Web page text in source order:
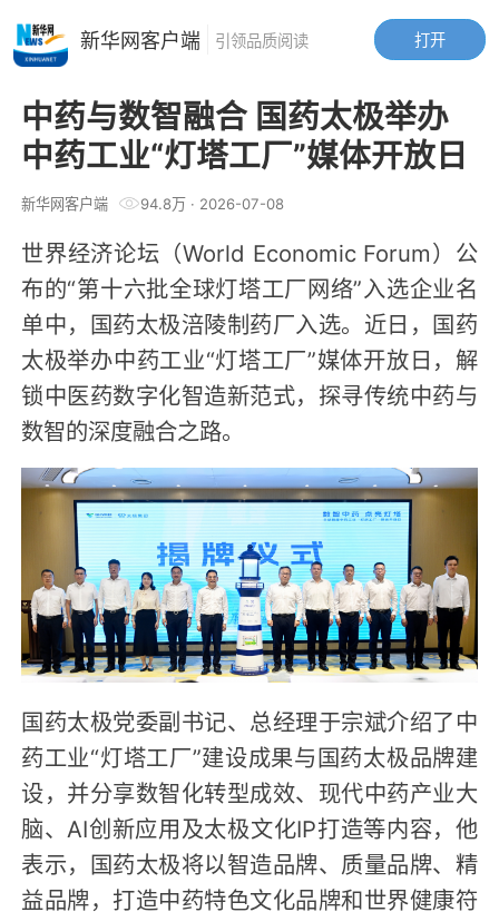
中药与数智融合 国药太极举办
中药工业“灯塔工厂”媒体开放日
新华网客户端 94.8万· 2026-07-08
世界经济论坛（World Economic Forum）公
布的“第十六批全球灯塔工厂网络”入选企业名
单中，国药太极涪陵制药厂入选。近日，国药
太极举办中药工业“灯塔工厂”媒体开放日，解
锁中医药数字化智造新范式，探寻传统中药与
数智的深度融合之路。
国药太极党委副书记、总经理于宗斌介绍了中
药工业“灯塔工厂”建设成果与国药太极品牌建
设，并分享数智化转型成效、现代中药产业大
脑、AI创新应用及太极文化IP打造等内容，他
表示，国药太极将以智造品牌、质量品牌、精
益品牌，打造中药特色文化品牌和世界健康符
打开
新华网客户端 引领品质阅读